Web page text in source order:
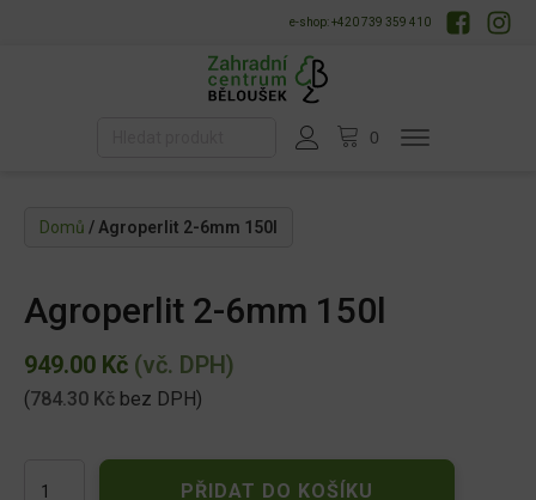
e-shop: +420 739 359 410
Domů / Agroperlit 2-6mm 150l
Agroperlit 2-6mm 150l
949.00 Kč (vč. DPH)
(784.30 Kč bez DPH)
PŘIDAT DO KOŠÍKU